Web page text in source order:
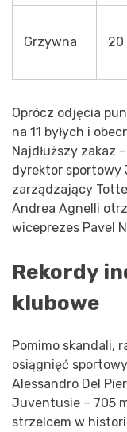
Grzywna 20
Oprócz odjęcia
na 11 byłych i
Najdłuższy zakaz
dyrektor sportowy
zarządzający
Andrea Agnelli
wiceprezes Pavel
Rekordy
klubowe
Pomimo skandali,
osiągnięć
Alessandro Del
Juventusie – 705
strzelcem w